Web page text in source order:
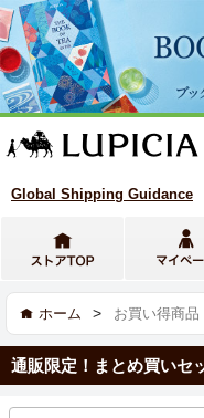
Global Shipping Guidance
ホーム > お買い得商品
通販限定！まとめ買いセ